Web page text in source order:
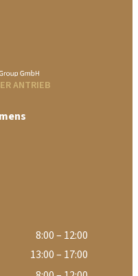
ANTRIEB
8:00 – 12:00
13:00 – 17:00